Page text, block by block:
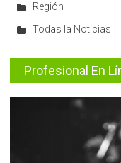
Región
Todas la Noticias
Profesional En